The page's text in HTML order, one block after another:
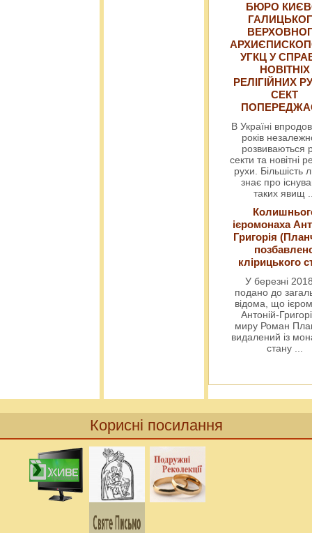
БЮРО
УГКЦ У
НОВІТНІХ
РЕЛІГІЙНИХ
СЕКТ
В Україні
років
розвиваються
секти та новітні
рухи. Більшість
знає про
таких явищ
ієромонаха
Григорія
клірицького
У березні
подано до
відома, що
Антоній-
миру Роман
видалений із
стану ...
Корисні посилання